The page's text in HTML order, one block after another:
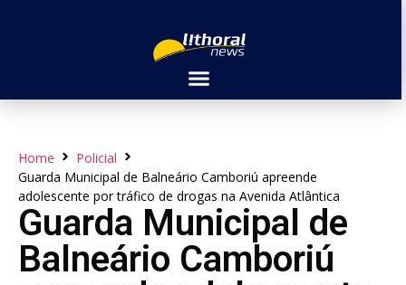
Home
Policial
Guarda Municipal de Balneário Camboriú apreende
adolescente por tráfico de drogas na Avenida Atlântica
Guarda Municipal de
Balneário Camboriú